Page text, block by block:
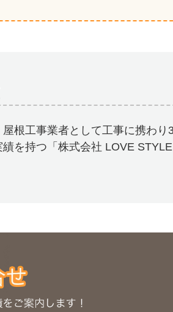
根工事業者として工事に携わり
を持つ「株式会社 LOVE